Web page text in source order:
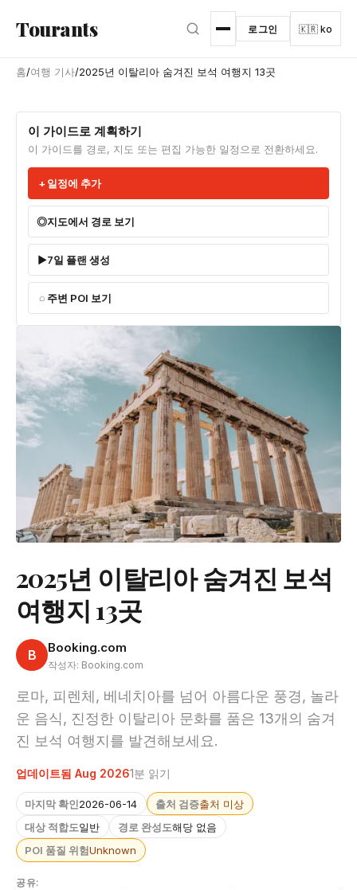
Tourants 로그인 🇰🇷 ko
홈/여행 기사/2025년 이탈리아 숨겨진 보석 여행지 13곳
이 가이드로 계획하기
이 가이드를 경로, 지도 또는 편집 가능한 일정으로 전환하세요.
일정에 추가
지도에서 경로 보기
7일 플랜 생성
주변 POI 보기
2025년 이탈리아 숨겨진 보석
여행지 13곳
B Booking.com
작성자: Booking.com
로마, 피렌체, 베네치아를 넘어 아름다운 풍경, 놀라
운 음식, 진정한 이탈리아 문화를 품은 13개의 숨겨
진 보석 여행지를 발견해보세요.
업데이트됨 Aug 20261분 읽기
마지막 확인2026-06-14 출처 검증출처 미상
대상 적합도일반 경로 완성도해당 없음
POI 품질 위험Unknown
공유: